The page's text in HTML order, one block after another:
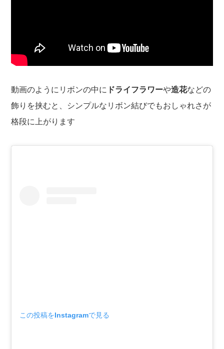
動画のようにリボンの中に ドライフラワーや造花などの
飾りを挟むと、シンプルなリボン結びでもおしゃれさが
格段に上がります
この投稿をInstagramで見る